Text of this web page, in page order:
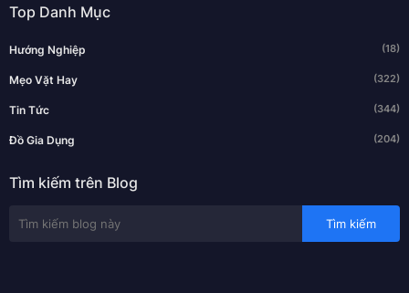
Top Danh Mục
Hướng Nghiệp (18)
Mẹo Vặt Hay (322)
Tin Tức (344)
Đồ Gia Dụng (204)
Tìm kiếm trên Blog